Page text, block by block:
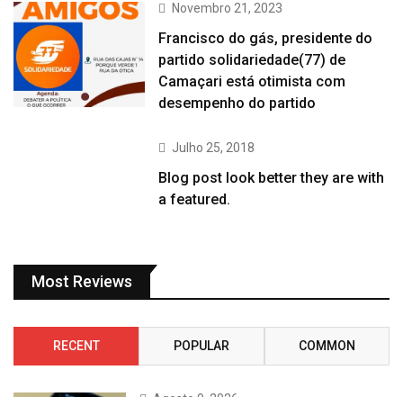
Novembro 21, 2023
Francisco do gás, presidente do
partido solidariedade(77) de
Camaçari está otimista com
desempenho do partido
Julho 25, 2018
Blog post look better they are with
a featured.
Most Reviews
RECENT POPULAR COMMON